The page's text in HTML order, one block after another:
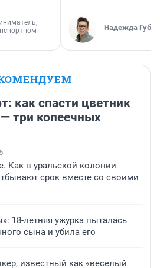
Надежда
как спасти цветник
три копеечных
6
Как в уральской колонии
срок вместе со своими
18-летняя ужурка пыталась
сына и убила его
известный как «веселый